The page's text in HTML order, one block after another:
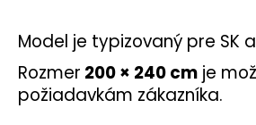
Model je typizovaný pre SK
Rozmer 200 × 240 cm je
požiadavkám zákazníka.
O
d